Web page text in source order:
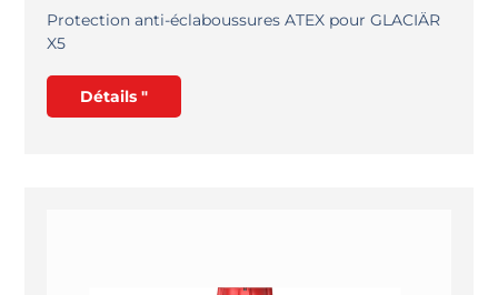
Protection anti-éclaboussures ATEX pour GLACIÄR
X5
Détails "